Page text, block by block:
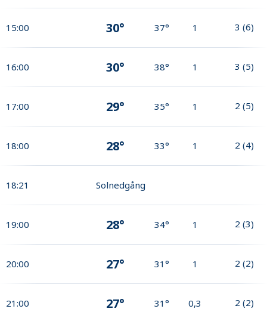
15:00 30° 37° 1 3 (6)
16:00 30° 38° 1 3 (5)
17:00 29° 35° 1 2 (5)
18:00 28° 33° 1 2 (4)
18:21 Solnedgång
19:00 28° 34° 1 2 (3)
20:00 27° 31° 1 2 (2)
21:00 27° 31° 0,3 2 (2)